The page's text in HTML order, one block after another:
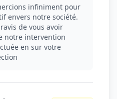
infiniment pour
envers notre société.
de vous avoir
notre intervention
en sur votre